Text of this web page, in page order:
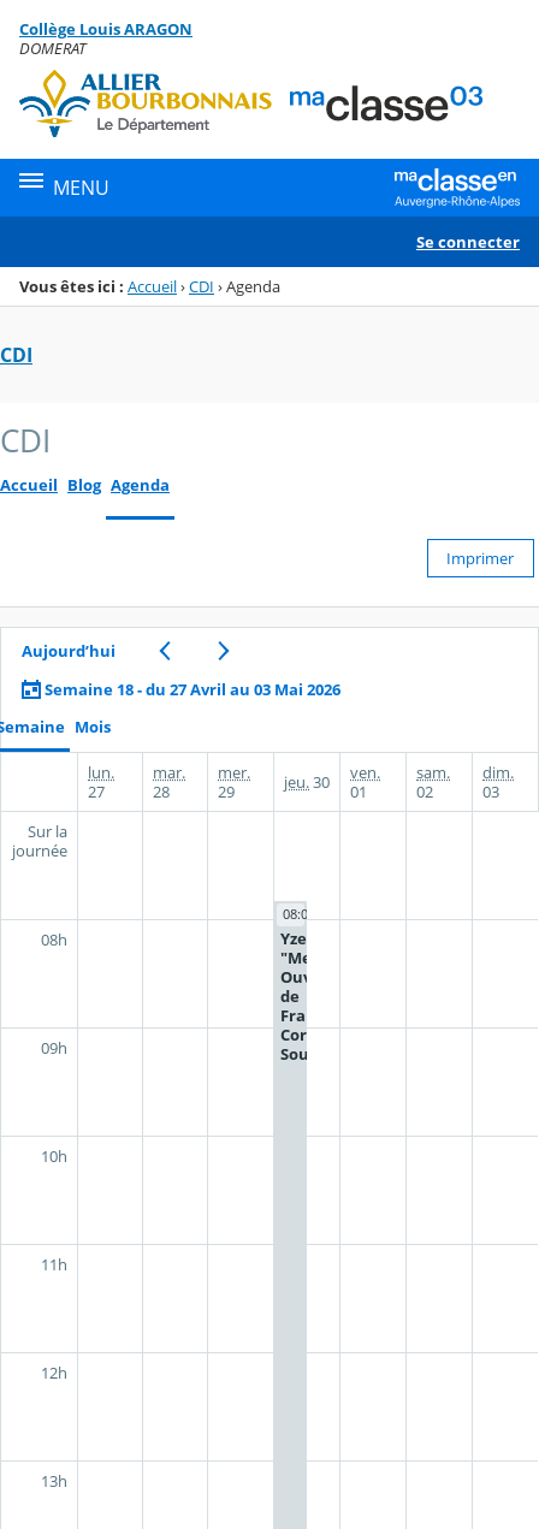
Menu de la rubrique
Contenu
Collège Louis ARAGON
DOMERAT
MENU
Se connecter
Vous êtes ici : Accueil›CDI ›Agenda
CDI
CDI
Accueil Blog Agenda
Imprimer
Aujourd’hui
Semaine 18 - du 27 Avril au 03 Mai 2026
Mois
08:00 - 17:30
Yzeure
"Meilleurs
Ouvrier
de
France" -
Cordées /
Souvigny
lun.
27
mar.
28
mer.
29
jeu.30
ven.
01
sam.
02
dim.
03
Sur la
journée
08h
09h
10h
11h
12h
13h